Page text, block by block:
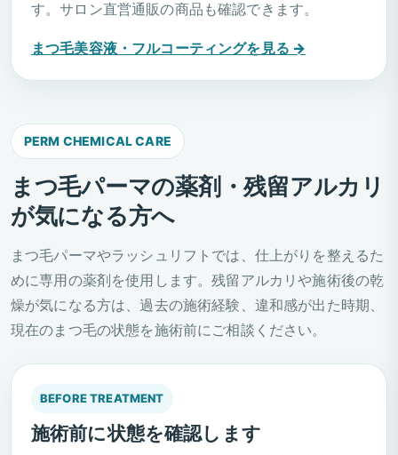
す。サロン直営通販の商品も確認できます。
まつ毛美容液・フルコーティングを見る →
PERM CHEMICAL CARE
まつ毛パーマの薬剤・残留アルカリ
が気になる方へ
まつ毛パーマやラッシュリフトでは、仕上がりを整えるた
めに専用の薬剤を使用します。残留アルカリや施術後の乾
燥が気になる方は、過去の施術経験、違和感が出た時期、
現在のまつ毛の状態を施術前にご相談ください。
BEFORE TREATMENT
施術前に状態を確認します